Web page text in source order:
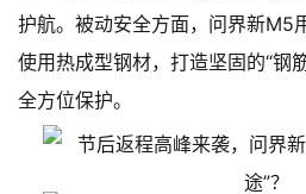
护航。被动安全方面，问界新M5
使用热成型钢材，打造坚固的“钢
全方位保护。